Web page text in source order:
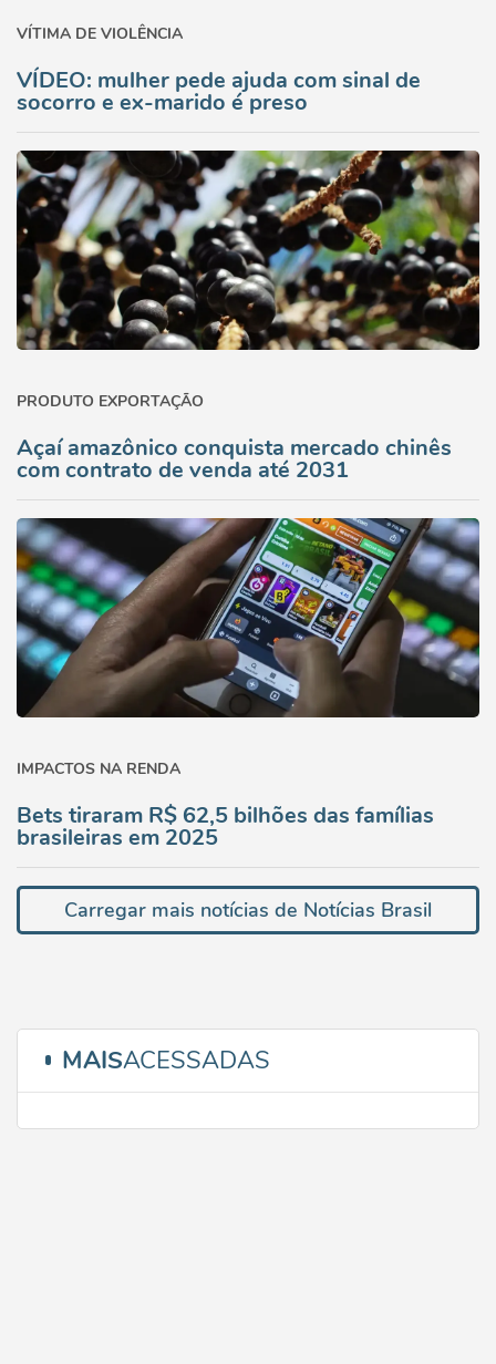
VÍTIMA DE VIOLÊNCIA
VÍDEO: mulher pede ajuda com sinal de
socorro e ex-marido é preso
PRODUTO EXPORTAÇÃO
Açaí amazônico conquista mercado chinês
com contrato de venda até 2031
IMPACTOS NA RENDA
Bets tiraram R$ 62,5 bilhões das famílias
brasileiras em 2025
Carregar mais notícias de Notícias Brasil
MAISACESSADAS